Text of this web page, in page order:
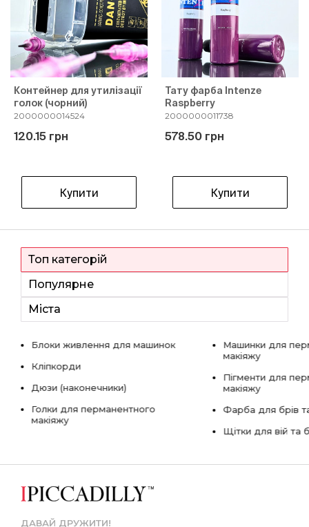
Контейнер для утилізації
голок (чорний)
2000000014524
120.15 грн
Купити
Тату фарба Intenze
Raspberry
2000000011738
578.50 грн
Купити
Топ категорій
Популярне
Міста
Блоки живлення для машинок
Кліпкорди
Дюзи (наконечники)
Голки для перманентного
макіяжу
Машинки для
макіяжу
Пігменти для
макіяжу
Фарба для брів
Щітки для вій та
ДАВАЙ ДРУЖИТИ!